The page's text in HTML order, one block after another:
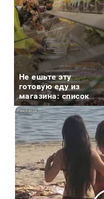
Не ешьте эту
готовую еду из
магазина: список